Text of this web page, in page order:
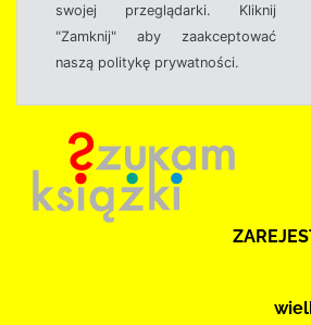
swojej przeglądarki. Kliknij
"Zamknij" aby zaakceptować
naszą politykę prywatności.